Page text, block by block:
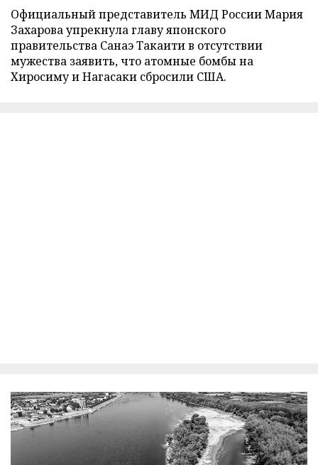
Официальный представитель МИД России Мария
Захарова упрекнула главу японского
правительства Санаэ Такаити в отсутствии
мужества заявить, что атомные бомбы на
Хиросиму и Нагасаки сбросили США.